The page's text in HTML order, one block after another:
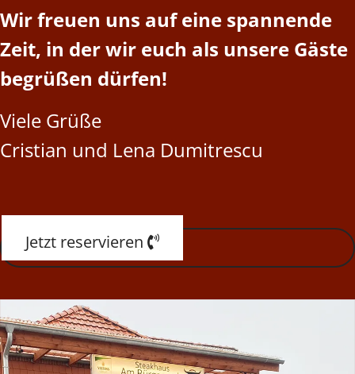
Wir freuen uns auf eine spannende
Zeit, in der wir euch als unsere Gäste
begrüßen dürfen!
Viele Grüße
Cristian und Lena Dumitrescu
Jetzt reservieren